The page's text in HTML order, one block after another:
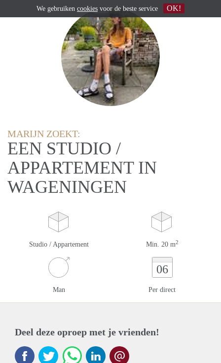
MARIJN ZOEKT:
EEN STUDIO /
APPARTEMENT IN
WAGENINGEN
Studio / Appartement Min. 20 m2
Man
06
Per direct
Deel deze oproep met je vrienden!
We gebruiken cookies voor de beste service OK!